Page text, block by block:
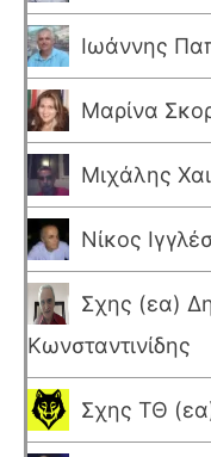
Ιωάννης
Μαρίνα
Μιχάλης
Νίκος
Σχης (εα)
Κωνσταντινίδης
Σχης ΤΘ